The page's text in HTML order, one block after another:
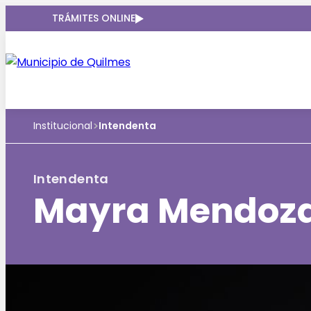
TRÁMITES ONLINE
Institucional>Intendenta
Intendenta
Mayra